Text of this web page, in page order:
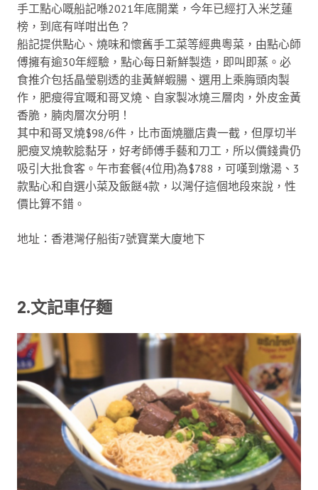
手工點心嘅船記喺2021年底開業，今年已經打入米芝蓮
榜，到底有咩咁出色？
船記提供點心、燒味和懷舊手工菜等經典粵菜，由點心師
傅擁有逾30年經驗，點心每日新鮮製造，即叫即蒸。必
食推介包括晶瑩剔透的韭黃鮮蝦腸、選用上乘脢頭肉製
作，肥瘦得宜嘅和哥叉燒、自家製冰燒三層肉，外皮金黃
香脆，腩肉層次分明！
其中和哥叉燒$98/6件，比市面燒臘店貴一截，但厚切半
肥瘦叉燒軟腍黏牙，好考師傅手藝和刀工，所以價錢貴仍
吸引大批食客。午市套餐(4位用)為$788，可嘆到燉湯、3
款點心和自選小菜及飯餸4款，以灣仔這個地段來說，性
價比算不錯。
地址：香港灣仔船街7號寶業大廈地下
2.文記車仔麵